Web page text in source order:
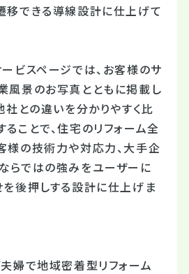
移できる導線設計に仕上げて
ービスページでは、お客様のサ
風景のお写真とともに掲載し
社との違いを分かりやすく比
ことで、住宅のリフォーム全
様の技術力や対応力、大手企
らではの強みをユーザーに
を後押しする設計に仕上げま
婦で地域密着型リフォーム